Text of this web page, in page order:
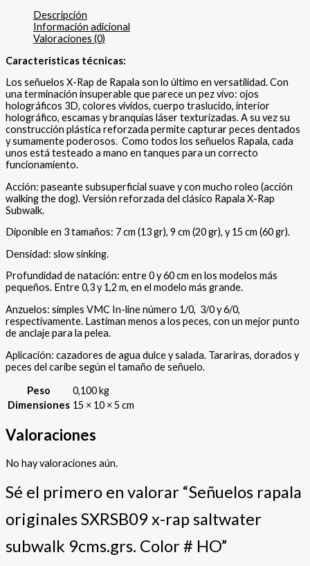
Descripción
Información adicional
Valoraciones (0)
Caracteristicas técnicas:
Los señuelos X-Rap de Rapala son lo último en versatilidad. Con
una terminación insuperable que parece un pez vivo: ojos
holográficos 3D, colores vívidos, cuerpo traslucido, interior
holográfico, escamas y branquias láser texturizadas. A su vez su
construcción plástica reforzada permite capturar peces dentados
y sumamente poderosos. Como todos los señuelos Rapala, cada
unos está testeado a mano en tanques para un correcto
funcionamiento.
Acción: paseante subsuperficial suave y con mucho roleo (acción
walking the dog). Versión reforzada del clásico Rapala X-Rap
Subwalk.
Diponible en 3 tamaños: 7 cm (13 gr), 9 cm (20 gr), y 15 cm (60 gr).
Densidad: slow sinking.
Profundidad de natación: entre 0 y 60 cm en los modelos más
pequeños. Entre 0,3 y 1,2 m, en el modelo más grande.
Anzuelos: simples VMC In-line número 1/0, 3/0 y 6/0,
respectivamente. Lastiman menos a los peces, con un mejor punto
de anclaje para la pelea.
Aplicación: cazadores de agua dulce y salada. Tarariras, dorados y
peces del caribe según el tamaño de señuelo.
Peso
0,100 kg
Dimensiones 15 × 10 × 5 cm
Valoraciones
No hay valoraciones aún.
Sé el primero en valorar “Señuelos rapala
originales SXRSB09 x-rap saltwater
subwalk 9cms.grs. Color # HO”